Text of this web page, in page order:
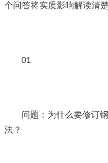
个问答将实质影响解读清楚
01
问题：为什么要修订
法？